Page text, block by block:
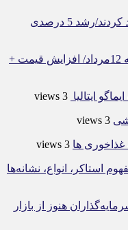
843 هزار نفر از مرز خسروی تردد کردند/رشد 5 درصدی
قیمت طلای 18عیار امروز دوشنبه 12مرداد/ افزایش قیمت +
ایتالیا 3 views
3 views
غذاخوری ها 3 views
استاکر، انواع، نشانه‌ها
هنوز از بازار